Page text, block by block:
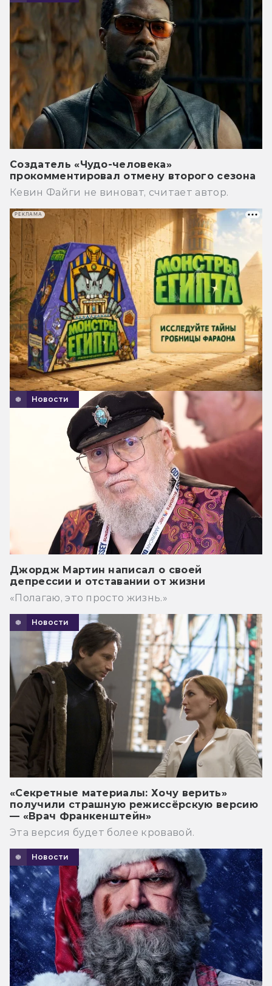
Создатель «Чудо-человека»
прокомментировал отмену второго сезона
Кевин Файги не виноват, считает автор.
Новости
Джордж Мартин написал о своей
депрессии и отставании от жизни
«Полагаю, это просто жизнь.»
Новости
«Секретные материалы: Хочу верить»
получили страшную режиссёрскую версию
— «Врач Франкенштейн»
Эта версия будет более кровавой.
Новости
РЕКЛАМА